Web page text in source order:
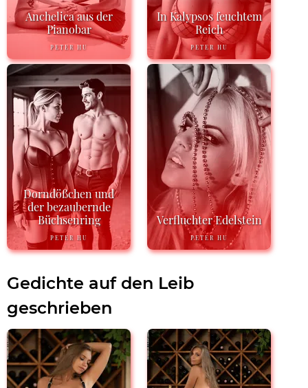
Anchelica aus der
Pianobar
PETER HU
In Kalypsos feuchtem
Reich
PETER HU
Dorndößchen und
der bezaubernde
Büchsenring
PETER HU
Verfluchter Edelstein
PETER HU
Gedichte auf den Leib
geschrieben